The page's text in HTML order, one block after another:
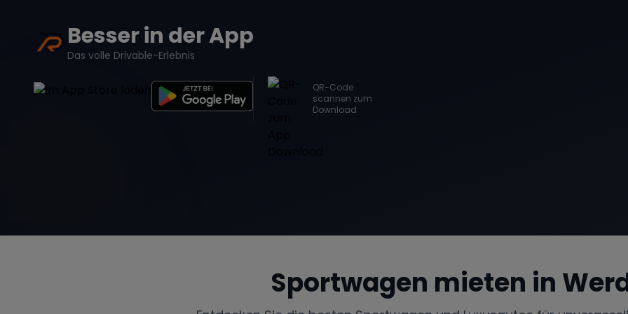
Besser in der App
Das volle Drivable-Erlebnis
QR-Code
scannen zum
Download
Sportwagen mieten in